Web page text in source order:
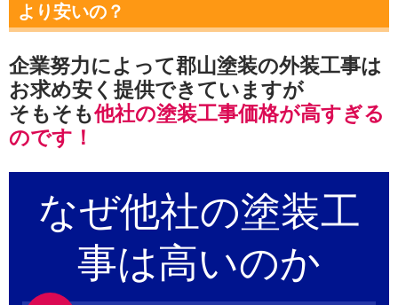
より安いの？
企業努力によって郡山塗装の外装工事は
お求め安く提供できていますが
そもそも他社の塗装工事価格が高すぎる
のです！
なぜ他社の塗装工
事は高いのか